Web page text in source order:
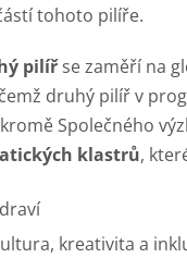
tohoto pilíře.
pilířse zaměří na
druhý pilíř v
Společného
klastrů,
kreativita a